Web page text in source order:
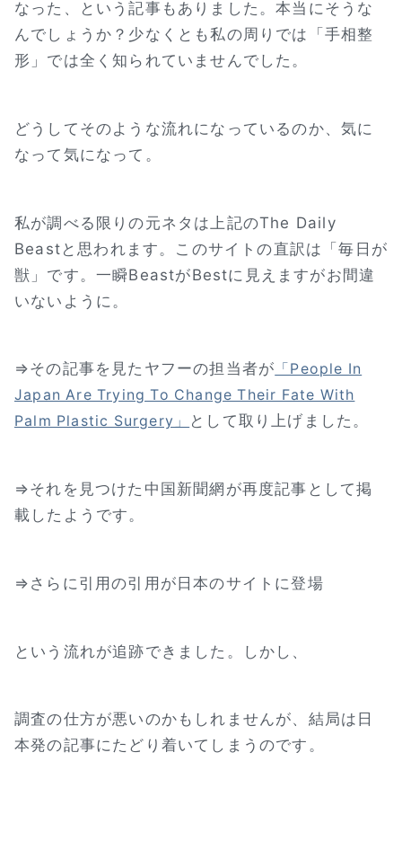
なった、という記事もありました。本当にそうな
んでしょうか？少なくとも私の周りでは「手相整
形」では全く知られていませんでした。
どうしてそのような流れになっているのか、気に
なって気になって。
私が調べる限りの元ネタは上記のThe Daily
Beastと思われます。このサイトの直訳は「毎日が
獣」です。一瞬BeastがBestに見えますがお間違
いないように。
⇒その記事を見たヤフーの担当者が 「People In
Japan Are Trying To Change Their Fate With
Palm Plastic Surgery」
として取り上げました。
⇒それを見つけた中国新聞網が再度記事として掲
載したようです。
⇒さらに引用の引用が日本のサイトに登場
という流れが追跡できました。しかし、
調査の仕方が悪いのかもしれませんが、結局は日
本発の記事にたどり着いてしまうのです。